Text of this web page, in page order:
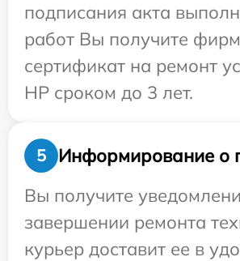
подписания акта
работ Вы получите
сертификат на ремонт
HP сроком до 3 лет.
5
Информирование о
Вы получите
завершении ремонта
курьер доставит ее в